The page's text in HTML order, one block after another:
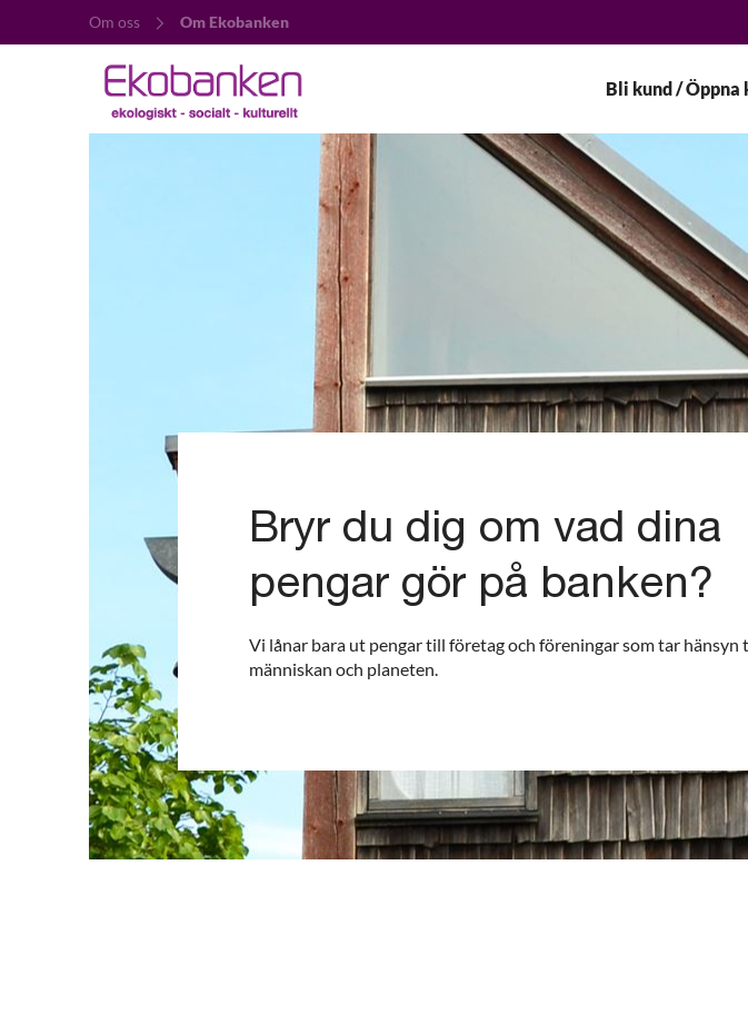
Om oss Om Ekobanken
Bli kund / Öppna
Bryr du dig om vad dina
pengar gör på banken?
Vi lånar bara ut pengar till företag och föreningar som tar hänsyn
människan och planeten.